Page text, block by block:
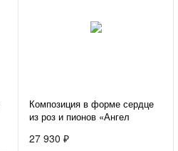
Композиция в форме сердце
из роз и пионов «Ангел
27 930 ₽